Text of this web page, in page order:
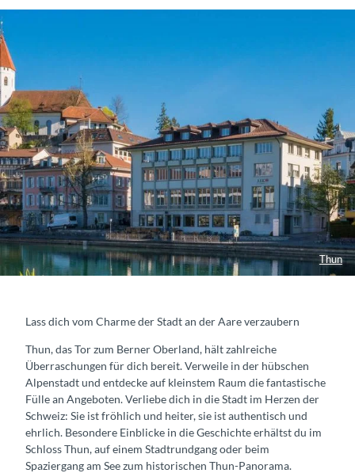
Thun
Lass dich vom Charme der Stadt an der Aare verzaubern
Thun, das Tor zum Berner Oberland, hält zahlreiche
Überraschungen für dich bereit. Verweile in der hübschen
Alpenstadt und entdecke auf kleinstem Raum die fantastische
Fülle an Angeboten. Verliebe dich in die Stadt im Herzen der
Schweiz: Sie ist fröhlich und heiter, sie ist authentisch und
ehrlich. Besondere Einblicke in die Geschichte erhältst du im
Schloss Thun, auf einem Stadtrundgang oder beim
Spaziergang am See zum historischen Thun-Panorama.